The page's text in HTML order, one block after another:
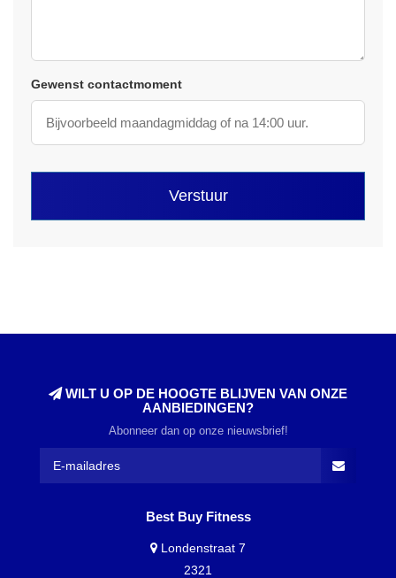
Gewenst contactmoment
Verstuur
WILT U OP DE HOOGTE BLIJVEN VAN ONZE
AANBIEDINGEN?
Abonneer dan op onze nieuwsbrief!
Best Buy Fitness
Londenstraat 7
2321